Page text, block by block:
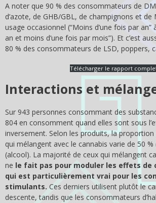
A noter que 90 % des consommateurs de
d’azote, de GHB/GBL, de champignons et
usage occasionnel (“Moins d’une fois par an”
an et moins d’une fois par mois”). Et c’est
80 % des consommateurs de LSD, poppers,
Télécharger le rapport
Interactions et
Sur 943 personnes consommant des
804 en consomment quand elles sont sous
inversement. Selon les produits, la
qui mélangent avec le cannabis varie de 50
(alcool). La majorité de ceux qui mélangent
ne le fait pas pour moduler les effets de
qui est particulièrement vrai pour les
stimulants. Ces derniers utilisent plutôt le
descente, tandis que les consommateurs